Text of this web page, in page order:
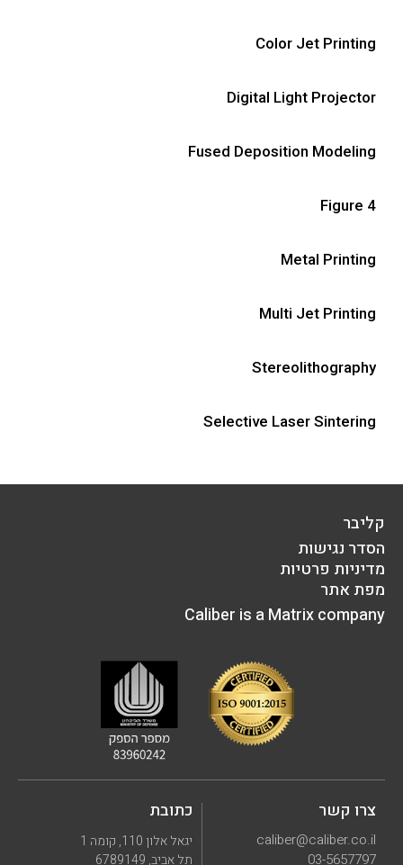
Color Jet Printing
Digital Light Projector
Fused Deposition Modeling
Figure 4
Metal Printing
Multi Jet Printing
Stereolithography
Selective Laser Sintering
כתובת
יגאל אלון 110, קומה 1
תל אביב, 6789149
צרו קשר
caliber@caliber.co.il
03-5657797
קליבר
הסדר נגישות
מדיניות פרטיות
מפת אתר
Caliber is a Matrix company